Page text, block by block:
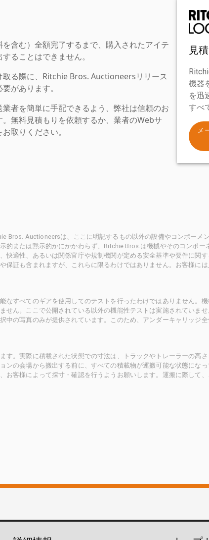
含む）全額完了するまで、購入されたアイテ
ることはできません。
取る際に、Ritchie Bros. Auctioneersリリース
があります。
者を簡単に手配できるよう、弊社は信頼のお
無料見積もりを依頼するか、業者のWebサ
取りください。
見
機器
を迅
すべ
メ
Bros. Auctioneersは、ここに明記するもの以外の設備やコンポーメ
的または黙示的かにかかわらず、Ritchie Bros.は機械やそのコンポー
快適性、あるいは関係官庁や規制機関が定める安全基準や要件に関す
保証も含まれますが、これらに限るわけではありません。お客様に
なすべてのギアを使用してのテストを行ったわけではありません。
せん。ここで公開されている以外の機能性テストは実施されていま
中の写真のみが提供されています。このため、アンダーキャリッジ
す。実際に積載された状態での寸法は、トラックやトレーラーの高
ンの会場から搬出する前に、すべての積載物が運搬可能な状態にな
お客様によって採寸・確認を行うようお願いします。運搬に際して